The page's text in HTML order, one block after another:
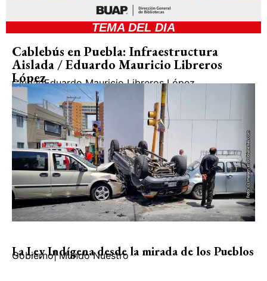
TEMA DEL DIA
Cablebús en Puebla: Infraestructura
Aislada / Eduardo Mauricio Libreros
López
CiudadEduardo Mauricio Libreros López
La Ley Indígena desde la mirada de los Pueblos
Gobierno| Mundo Nuestro